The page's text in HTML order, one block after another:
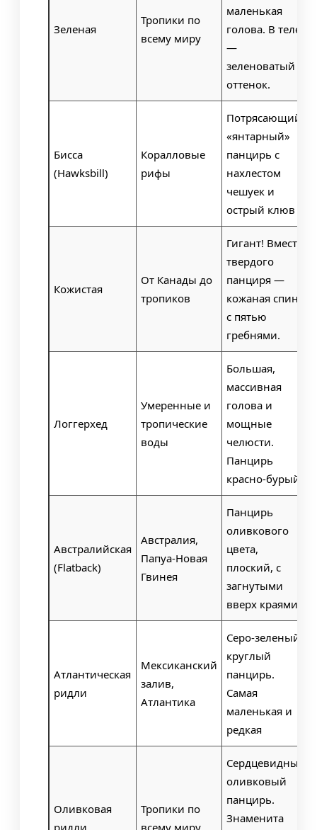
Зеленая
Тропики по
всему миру
маленькая
голова. В теле
—
зеленоватый
оттенок.
Бисса
(Hawksbill)
Коралловые
рифы
Потрясающий
«янтарный»
панцирь с
нахлестом
чешуек и
острый клюв
Кожистая
От Канады до
тропиков
Гигант! Вместо
твердого
панциря —
кожаная спина
с пятью
гребнями.
Логгерхед
Умеренные и
тропические
воды
Большая,
массивная
голова и
мощные
челюсти.
Панцирь
красно-бурый.
Австралийская
(Flatback)
Австралия,
Папуа-Новая
Гвинея
Панцирь
оливкового
цвета,
плоский, с
загнутыми
вверх краями
Атлантическая
ридли
Мексиканский
залив,
Атлантика
Серо-зеленый
круглый
панцирь.
Самая
маленькая и
редкая
Оливковая
ридли
Тропики по
всему миру
Сердцевидный
оливковый
панцирь.
Знаменита